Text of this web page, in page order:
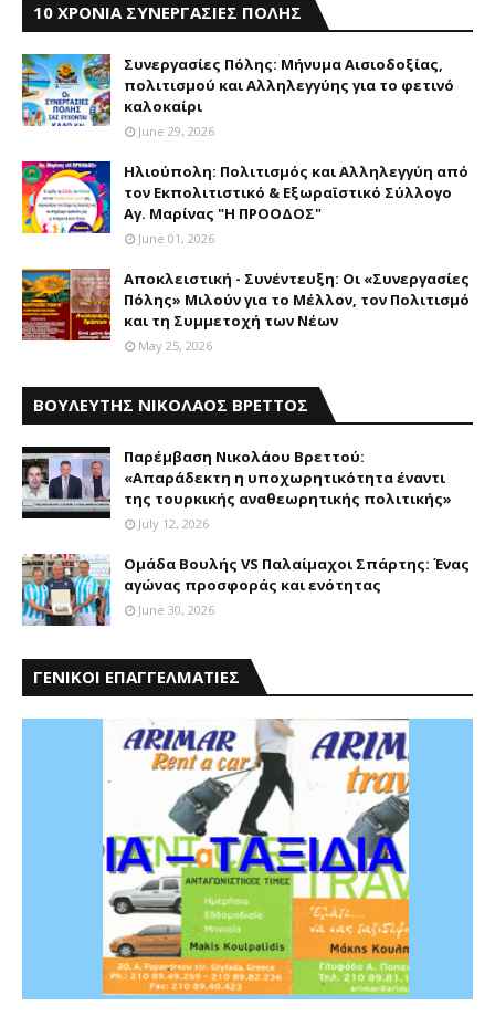
10 ΧΡΟΝΙΑ ΣΥΝΕΡΓΑΣΙΕΣ ΠΟΛΗΣ
Συνεργασίες Πόλης: Mήνυμα Aισιοδοξίας,
πολιτισμού και Aλληλεγγύης για το φετινό
καλοκαίρι
June 29, 2026
Ηλιούπολη: Πολιτισμός και Aλληλεγγύη από
τον Εκπολιτιστικό & Εξωραϊστικό Σύλλογο
Αγ. Μαρίνας "Η ΠΡΟΟΔΟΣ"
June 01, 2026
Αποκλειστική - Συνέντευξη: Οι «Συνεργασίες
Πόλης» Μιλούν για το Μέλλον, τον Πολιτισμό
και τη Συμμετοχή των Νέων
May 25, 2026
ΒΟΥΛΕΥΤΗΣ ΝΙΚΟΛΑΟΣ ΒΡΕΤΤΟΣ
Παρέμβαση Nικολάου Bρεττού:
«Aπαράδεκτη η υποχωρητικότητα έναντι
της τουρκικής αναθεωρητικής πολιτικής»
July 12, 2026
Ομάδα Βουλής VS Παλαίμαχοι Σπάρτης: Ένας
αγώνας προσφοράς και ενότητας
June 30, 2026
ΓΕΝΙΚΟΙ ΕΠΑΓΓΕΛΜΑΤΙΕΣ